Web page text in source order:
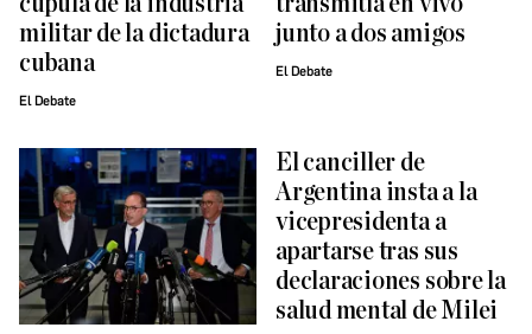
militar de la dictadura
cubana
El Debate
junto a dos amigos
El Debate
El canciller de
Argentina insta a la
vicepresidenta a
apartarse tras sus
declaraciones sobre la
salud mental de Milei